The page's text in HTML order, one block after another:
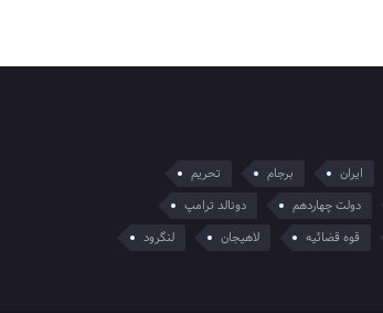
ایران برجام
تحریم
دولت چهاردهم
دونالد ترامپ
قوه قضائیه لاهیجان
لنگرود